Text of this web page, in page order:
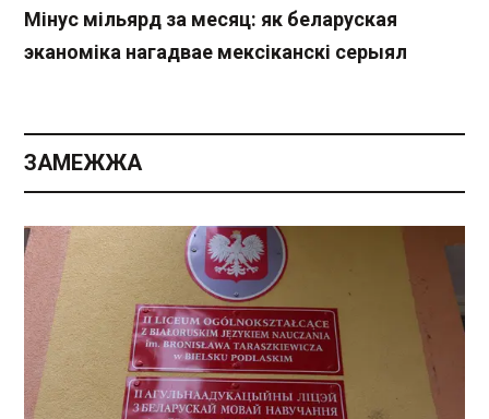
Мінус мільярд за месяц: як беларуская
эканоміка нагадвае мексіканскі серыял
ЗАМЕЖЖА